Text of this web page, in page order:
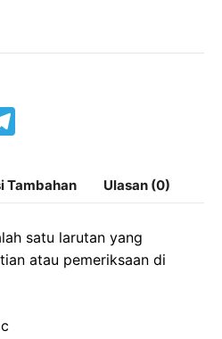
e
gr
a
m
Tambahan Ulasan (0)
satu larutan yang
atau pemeriksaan di